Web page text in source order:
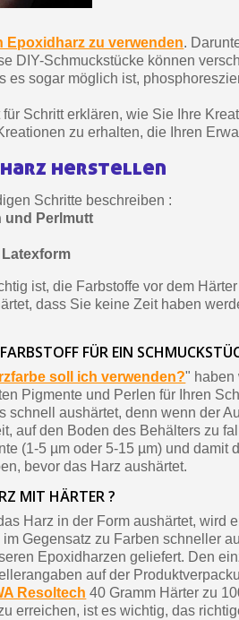
Zahlung in 4x
Sammeln
10€
Ihr
Teilen Sie Ihre
Sammeln
Epoxidharz zu verwenden.
DIY-Schmuckstücke können
es sogar möglich ist,
Schritt erklären, wie Sie Ihre
zu erhalten, die Ihren
herstellen
Schritte beschreiben :
und Perlmutt
ist, die Farbstoffe vor dem
dass Sie keine Zeit haben
FÜR EIN
soll ich verwenden?" haben
Pigmente und Perlen für Ihren
schnell aushärtet, denn wenn der
auf den Boden des Behälters zu
(1-5 µm oder 5-15 µm) und damit
bevor das Harz aushärtet.
MIT HÄRTER ?
Harz in der Form aushärtet, wird
Gegensatz zu Farben schneller
Epoxidharzen geliefert. Den
auf der
Resoltech 40 Gramm Härter zu
erreichen, ist es wichtig, das